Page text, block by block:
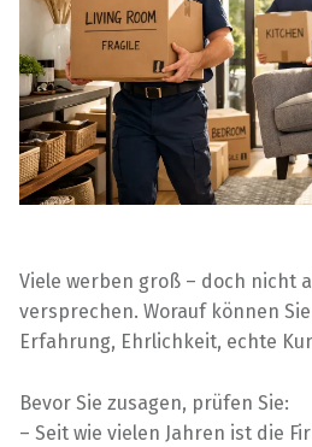
Viele werben groß – doch nicht
versprechen. Worauf können
Erfahrung, Ehrlichkeit, echte
Bevor Sie zusagen, prüfen Sie:
– Seit wie vielen Jahren ist die